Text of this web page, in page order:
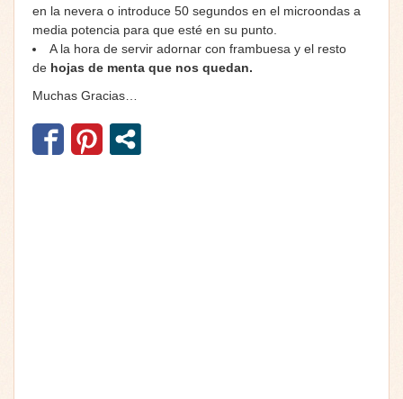
en la nevera o introduce 50 segundos en el microondas a
media potencia para que esté en su punto.
A la hora de servir adornar con frambuesa y el resto
de hojas de menta que nos quedan.
Muchas Gracias…